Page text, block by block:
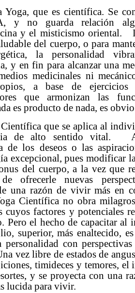
que es científica. Se
y no guarda relación
y el misticismo oriental.
del cuerpo, o para
la personalidad
y en fin para alcanzar una
medicinales ni
a base de ejercicios
que armonizan las
es producto de nada, es
que se aplica al
de alto sentido vital.
de los deseos o las
excepcional, pues modificar
del cuerpo, a la vez que
ofrecerle nuevas
una razón de vivir más en
Científica no obra
factores y potenciales
Pero el hecho de capacitar al
superior, más enaltecido,
personalidad con
vez libre de estados de
timideces y temores, el
y se proyecta con una
lucida para vivir.